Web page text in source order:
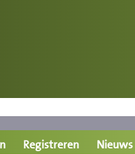
Registreren Nieuws